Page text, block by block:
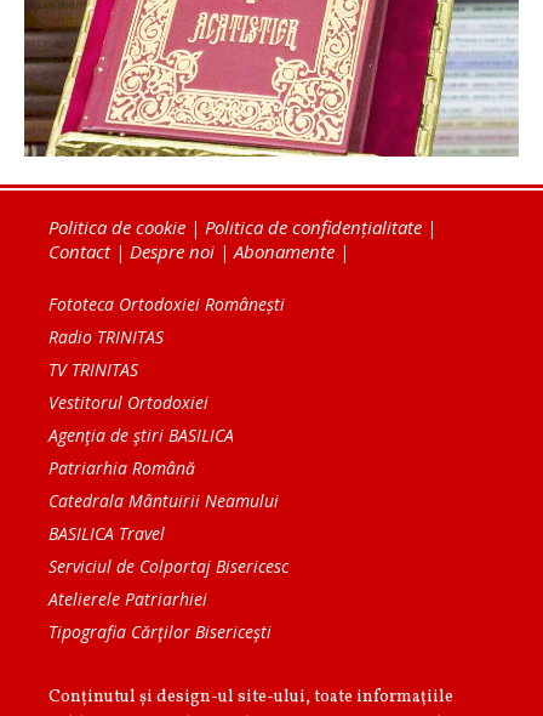
Politica de cookie | Politica de confidențialitate |
Contact| Despre noi | Abonamente |
Fototeca Ortodoxiei Românești
Radio TRINITAS
TV TRINITAS
Vestitorul Ortodoxiei
Agenţia de ştiri BASILICA
Patriarhia Română
Catedrala Mântuirii Neamului
BASILICA Travel
Serviciul de Colportaj Bisericesc
Atelierele Patriarhiei
Tipografia Cărţilor Bisericeşti
Conținutul și design-ul site-ului, toate informaţiile